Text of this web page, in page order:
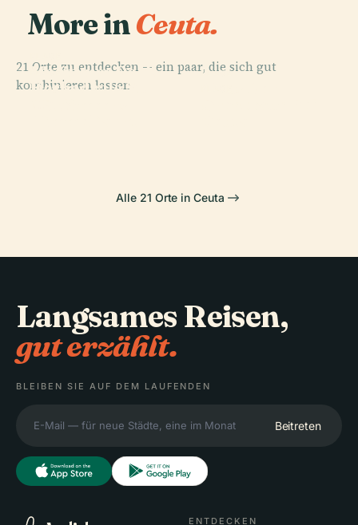
More inCeuta.
21 Orte zu entdecken — ein paar, die sich gut
kombinieren lassen.
Maritimer Park
Des
PLACE
PLACE
Kathedrale St.
Alle 21 Orte in Ceuta
Langsames Reisen,
gut erzählt.
BLEIBEN SIE AUF DEM LAUFENDEN
Beitreten
ENTDECKEN